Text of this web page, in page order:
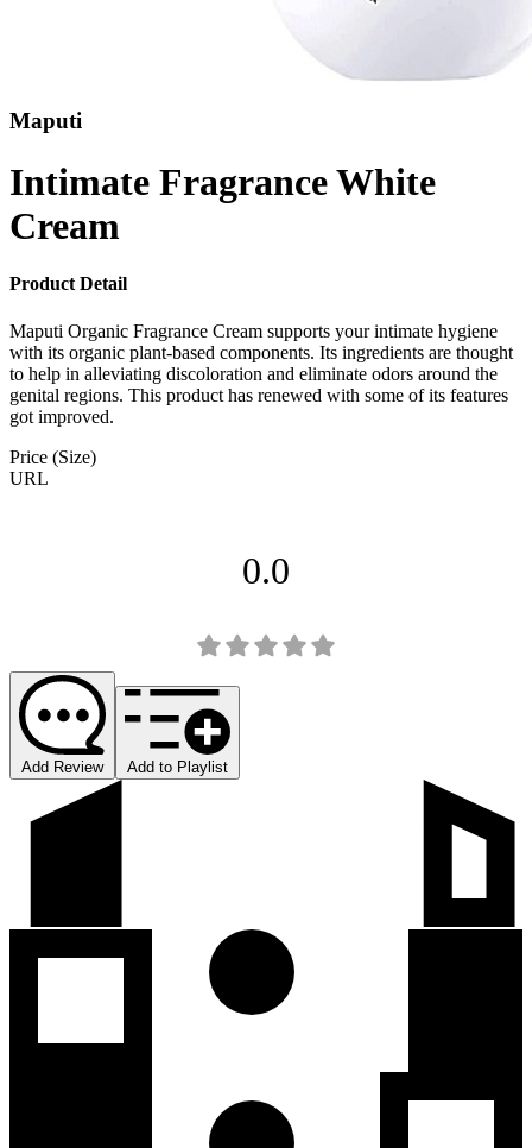
Maputi
Intimate Fragrance White
Cream
Product Detail
Maputi Organic Fragrance Cream supports your intimate hygiene
with its organic plant-based components. Its ingredients are thought
to help in alleviating discoloration and eliminate odors around the
genital regions. This product has renewed with some of its features
got improved.
Price (Size)
URL
0.0
Add Review Add to Playlist